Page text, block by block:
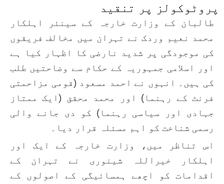
پروٹوکولز پر تنقید
طالبان کے وزارت خارجہ کے سینئر اہلکار
محمد نعیم وردک نے تہران میں مخالف فریقوں
کی موجودگی پر شدید نارضی کا اظہار کیا ہے
اور اسلامی جمہوریہ کے حکام سے وضاحتیں طلب
کی ہیں۔ انہوں نے احمد مسعود (قومی مزاحمتی
فرنٹ کے رہنما) اور محمد محقق (ایک ممتاز
جہادی اور سیاسی رہنما) کو دی جانے والی
رسمی شناخت کو اہم مسئلہ قرار دیا۔
اس تناظر میں، وزارت خارجہ کے ایک اور
اہلکار خیراللہ شینوری نے تہران کے
اقدامات کو اچھے ہمسائیگی کے اصولوں کے